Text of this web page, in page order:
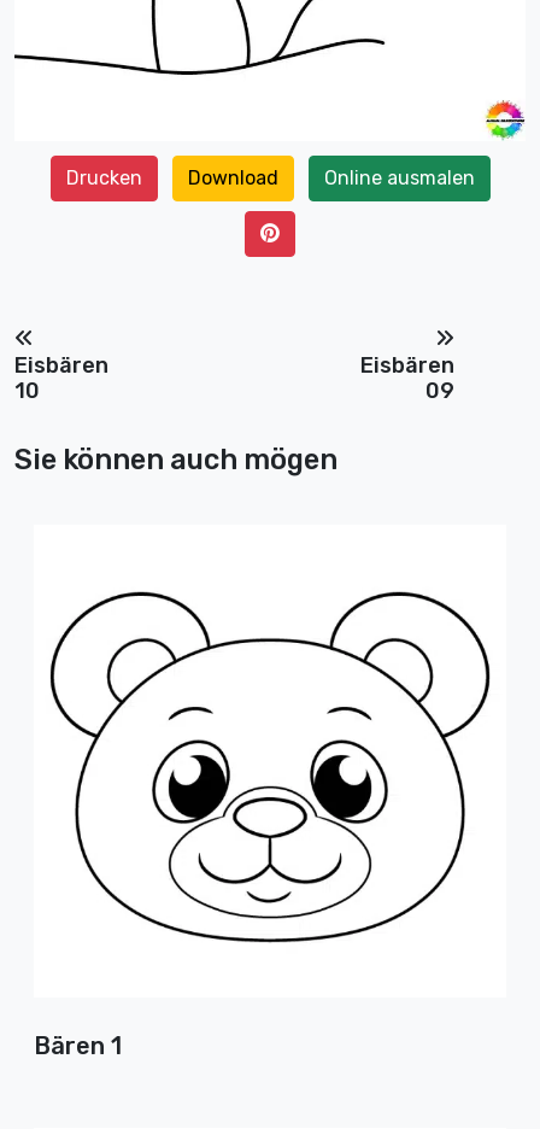
Drucken Download Online ausmalen
Eisbären
10
Eisbären
09
Sie können auch mögen
Bären 1